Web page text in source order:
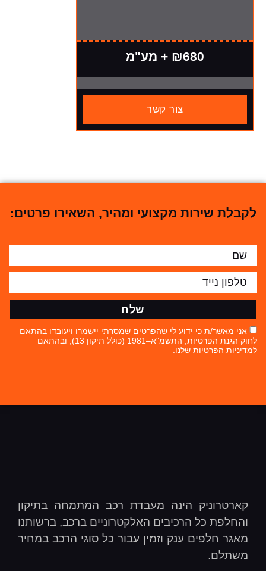
₪680 + מע"מ
צור קשר
לקבלת שירות מקצועי ומהיר, השאירו פרטים:
אני מאשר/ת כי ידוע לי שהפרטים שמסרתי יישמרו ויעובדו בהתאם
לחוק הגנת הפרטיות, התשמ"א–1981 (כולל תיקון 13), ובהתאם
למדיניות הפרטיות שלנו.
שלח
קארטרוניק הינה מעבדת רכב המתמחה בתיקון
והחלפת כל הרכיבים האלקטרוניים ברכב, ברשותנו
מאגר חלפים ענק וזמין עבור כל סוגי הרכב במחיר
משתלם.